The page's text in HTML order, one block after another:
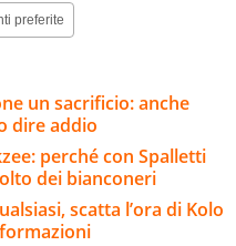
preferite
un sacrificio: anche
dire addio
perché con Spalletti
dei bianconeri
scatta l’ora di Kolo